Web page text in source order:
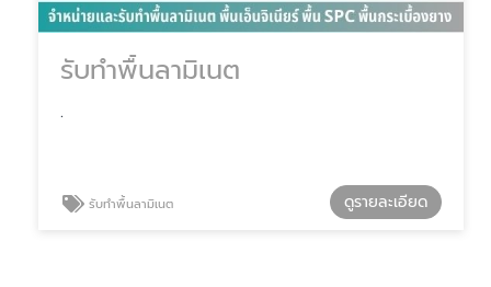
รับทำพื้นลามิเนต
.
รับทำพื้นลามิเนต ดูรายละเอียด